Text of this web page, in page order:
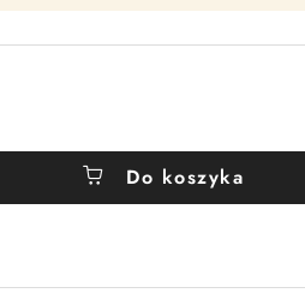
Do koszyka